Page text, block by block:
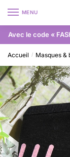
MENU
Avec le code «
Accueil / Masques &